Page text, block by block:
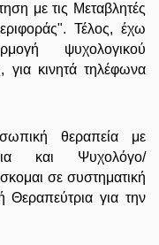
με τις Μεταβλητές
Τέλος, έχω
ψυχολογικού
για κινητά τηλέφωνα
θεραπεία με
και Ψυχολόγο/
σε συστηματική
για την